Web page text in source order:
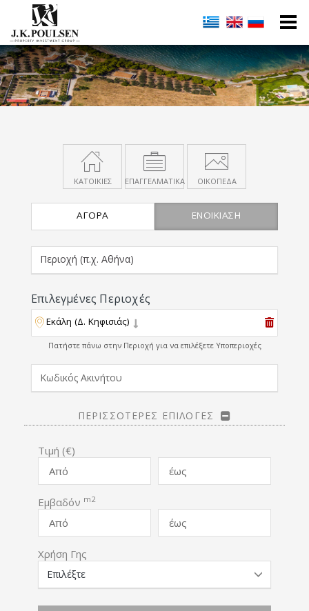
ΚΑΤΟΙΚΙΕΣ ΕΠΑΓΓΕΛΜΑΤΙΚΑ ΟΙΚΟΠΕΔΑ
ΑΓΟΡΆ ΕΝΟΙΚΊΑΣΗ
Επιλεγμένες Περιοχές
Εκάλη (Δ. Κηφισιάς)
Πατήστε πάνω στην Περιοχή για να επιλέξετε Υποπεριοχές
ΠΕΡΙΣΣΟΤΕΡΕΣ ΕΠΙΛΟΓΕΣ
Τιμή (€)
Εμβαδόν m2
Χρήση Γης